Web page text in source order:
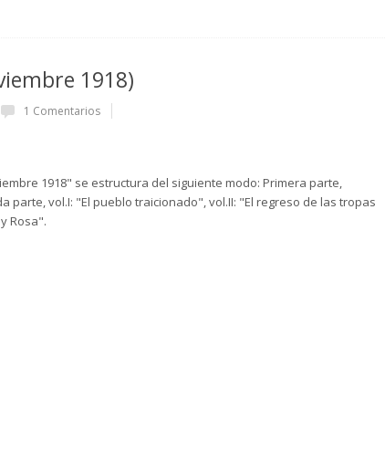
1918)
1 Comentarios
1918" se estructura del siguiente modo: Primera parte,
parte, vol.I: "El pueblo traicionado", vol.II: "El regreso de las tropas
Rosa".